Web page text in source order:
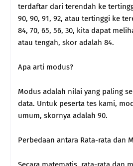
terdaftar dari terendah ke
90, 90, 91, 92, atau tertinggi ke
84, 70, 65, 56, 30, kita dapat
atau tengah, skor adalah 84.
Apa arti modus?
Modus adalah nilai yang paling
data. Untuk peserta tes kami,
umum, skornya adalah 90.
Perbedaan antara Rata-rata dan